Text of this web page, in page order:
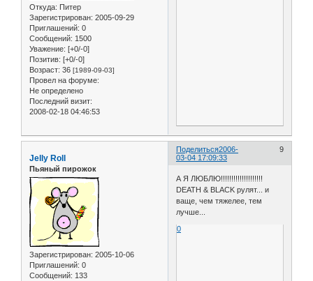
Откуда: Питер
Зарегистрирован: 2005-09-29
Приглашений: 0
Сообщений: 1500
Уважение: [+0/-0]
Позитив: [+0/-0]
Возраст: 36 [1989-09-03]
Провел на форуме:
Не определено
Последний визит:
2008-02-18 04:46:53
Поделиться 9
2006-
03-04 17:09:33
Jelly Roll
Пьяный пирожок
Зарегистрирован: 2005-10-06
Приглашений: 0
Сообщений: 133
А Я ЛЮБЛЮ!!!!!!!!!!!!!!!!!!!!
DEATH & BLACK рулят... и
ваще, чем тяжелее, тем
лучше...
0